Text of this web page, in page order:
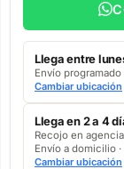
Llega entre
Envío programado
Cambiar ubicación
Llega en 2 a 4
Recojo en agencia
Envío a domicilio
Cambiar ubicación